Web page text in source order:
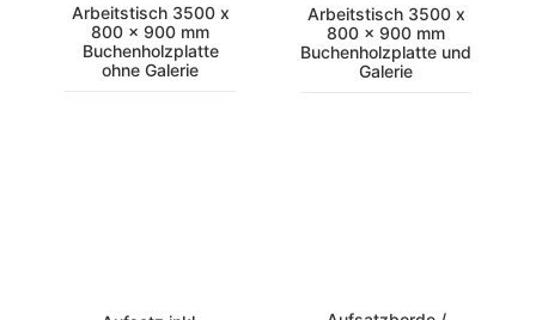
Arbeitstisch 3500 x
800 x 900 mm
Buchenholzplatte
ohne Galerie
Arbeitstisch 3500 x
800 x 900 mm
Buchenholzplatte und
Galerie